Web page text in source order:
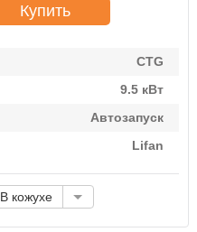
Купить
CTG
9.5 кВт
Автозапуск
Lifan
В кожухе